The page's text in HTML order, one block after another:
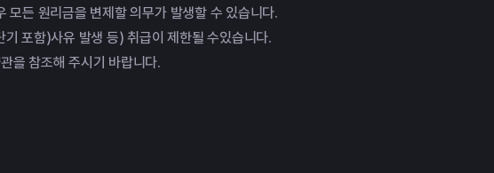
모든 원리금을 변제할 의무가 발생할 수 있습니다.
포함)사유 발생 등) 취급이 제한될 수있습니다.
을 참조해 주시기 바랍니다.